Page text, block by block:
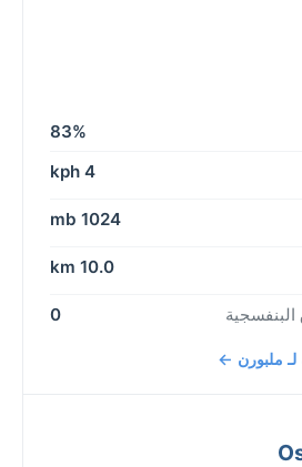
83%
4 kph
1024 mb
10.0 km
0
لـ ملبورن ←